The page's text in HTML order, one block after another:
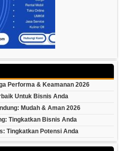
Performa & Keamanan 2026
Untuk Bisnis Anda
Mudah & Aman 2026
Tingkatkan Bisnis Anda
Tingkatkan Potensi Anda